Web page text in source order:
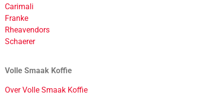
Carimali
Franke
Rheavendors
Schaerer
Volle Smaak Koffie
Over Volle Smaak Koffie